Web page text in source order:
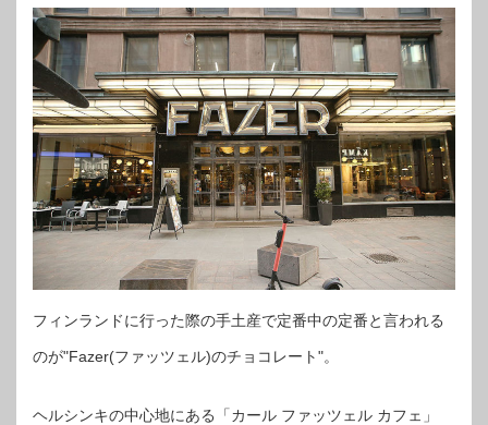
フィンランドに行った際の手土産で定番中の定番と言われる
のが"Fazer(ファッツェル)のチョコレート"。
ヘルシンキの中心地にある「カール ファッツェル カフェ」